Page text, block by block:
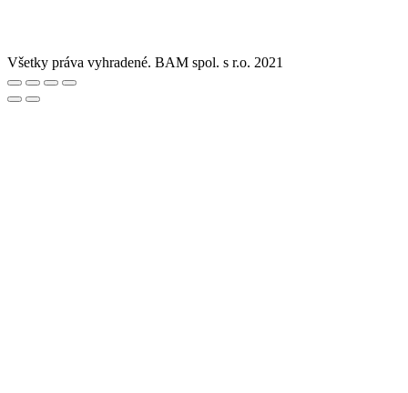
Všetky práva vyhradené. BAM spol. s r.o. 2021